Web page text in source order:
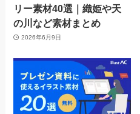
リー素材40選｜織姫や天
の川など素材まとめ
2026年6月9日